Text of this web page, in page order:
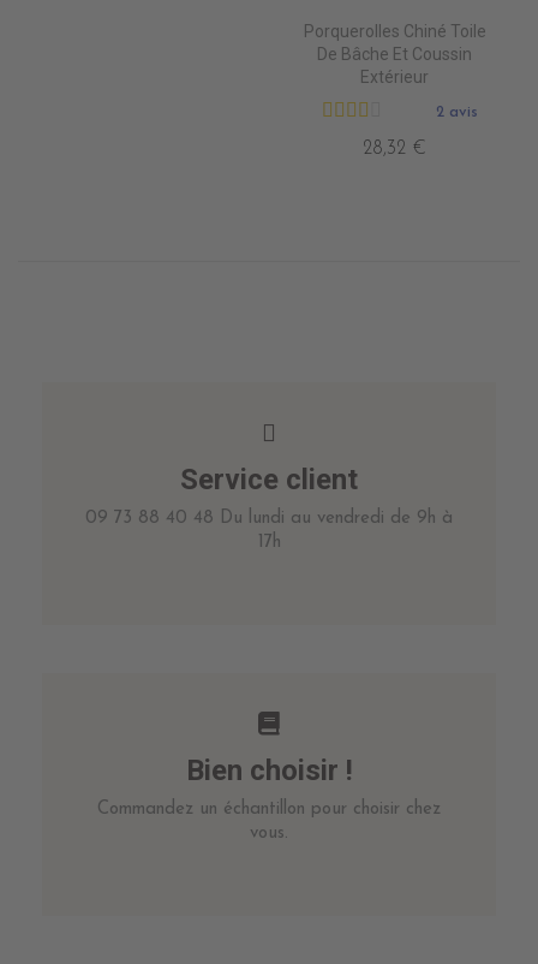
Porquerolles Chiné Toile
De Bâche Et Coussin
Extérieur
2 avis
28,32 €
Service client
09 73 88 40 48 Du lundi au vendredi de 9h à
17h
Bien choisir !
Commandez un échantillon pour choisir chez
vous.